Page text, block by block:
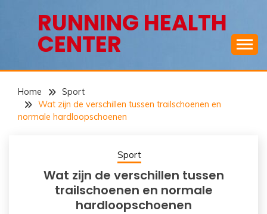
RUNNING HEALTH
CENTER
Home
Sport
Wat zijn de verschillen tussen trailschoenen en
normale hardloopschoenen
Sport
Wat zijn de verschillen tussen
trailschoenen en normale
hardloopschoenen